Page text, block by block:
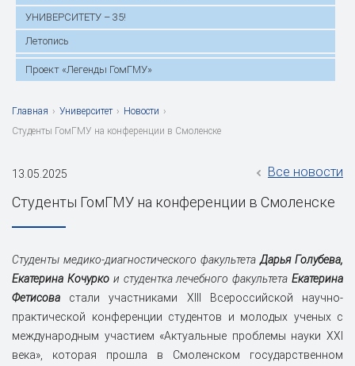
УНИВЕРСИТЕТУ – 35!
Летопись
Проект «Легенды ГомГМУ»
Главная › Университет › Новости ›
Студенты ГомГМУ на конференции в Смоленске
13.05.2025 Все новости
Студенты ГомГМУ на конференции в Смоленске
Студенты медико-диагностического факультета Дарья Голубева,
Екатерина Кочуркои студентка лечебного факультетаЕкатерина
Фетисова стали участниками XIII Всероссийской научно-
практической конференции студентов и молодых ученых с
международным участием «Актуальные проблемы науки XXI
века», которая прошла в Смоленском государственном